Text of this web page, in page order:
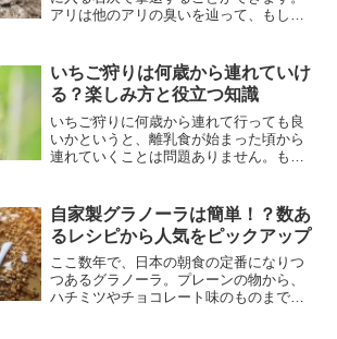
アリは他のアリの臭いを辿って、もしく
なくなればどこに行けばよいかわからな
くなるのです。そのほかに...
いちご狩りは何歳から連れていけ
る？楽しみ方と役立つ知識
いちご狩りに何歳から連れて行っても良
いかというと、離乳食が始まった頃から
連れていくことは問題ありません。もち
頃からすり潰して果汁を飲ませることが
できますので一緒に楽し...
自家製グラノーラは簡単！？数あ
るレシピから人気をピックアップ
ここ数年で、日本の朝食の定番になりつ
つあるグラノーラ。プレーンの物から、
ハチミツやチョコレート味のものまで幅